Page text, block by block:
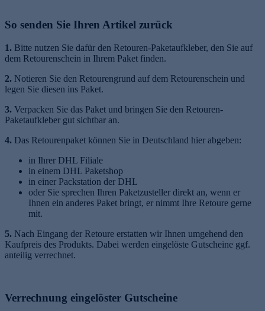
So senden Sie Ihren Artikel zurück
1. Bitte nutzen Sie dafür den Retouren-Paketaufkleber, den Sie auf
dem Retourenschein in Ihrem Paket finden.
2. Notieren Sie den Retourengrund auf dem Retourenschein und
legen Sie diesen ins Paket.
3. Verpacken Sie das Paket und bringen Sie den Retouren-
Paketaufkleber gut sichtbar an.
4. Das Retourenpaket können Sie in Deutschland hier abgeben:
in Ihrer DHL Filiale
in einem DHL Paketshop
in einer Packstation der DHL
oder Sie sprechen Ihren Paketzusteller direkt an, wenn er
Ihnen ein anderes Paket bringt, er nimmt Ihre Retoure gerne
mit.
5. Nach Eingang der Retoure erstatten wir Ihnen umgehend den
Kaufpreis des Produkts. Dabei werden eingelöste Gutscheine ggf.
anteilig verrechnet.
Verrechnung eingelöster Gutscheine